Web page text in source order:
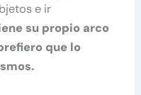
e ir
su propio arco
que lo